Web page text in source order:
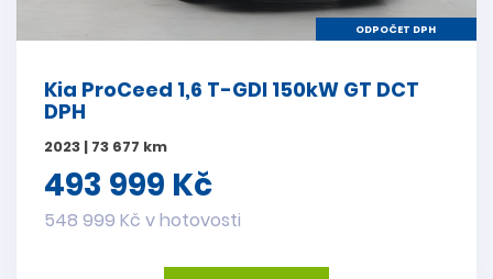
ODPOČET DPH
Kia ProCeed 1,6 T-GDI 150kW GT DCT
DPH
2023 | 73 677 km
493 999 Kč
548 999 Kč v hotovosti